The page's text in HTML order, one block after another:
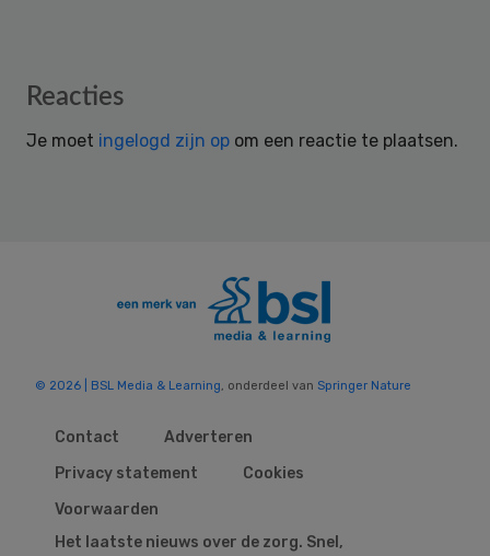
Reader
Reacties
Je moet ingelogd zijn op om een reactie te plaatsen.
© 2026 | BSL Media & Learning, onderdeel van Springer Nature
Contact
Adverteren
Privacy statement
Cookies
Voorwaarden
Het laatste nieuws over de zorg. Snel,